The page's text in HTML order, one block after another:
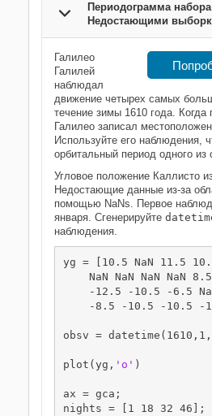
Периодограмма
Недостающими
Галилео
Галилей
наблюдал
движение четырех самых
течение зимы 1610 года. Когда
Галилео записал
Используйте его наблюдения,
орбитальный период одного из
Угловое положение Каллисто
Недостающие данные из-за
помощью NaNs. Первое
января. Сгенерируйте
наблюдения.
yg = [10.5 NaN 11.5
NaN NaN NaN NaN
-12.5 -10.5 -6.5
-8.5 -10.5 -10.5 -
obsv =
plot(yg, 'o' )
ax = gca;
nights = [1 18 32 46];